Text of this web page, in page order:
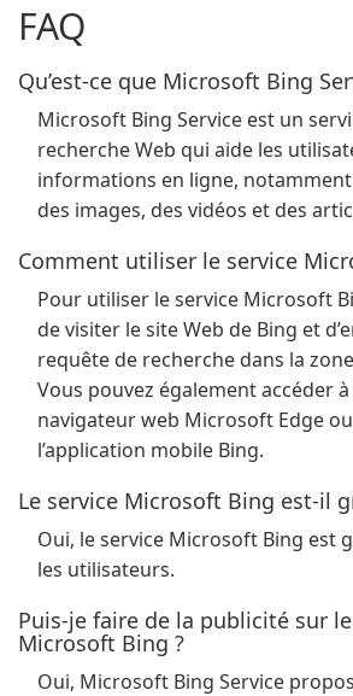
FAQ
Qu’est-ce que Microsoft Bing
Microsoft Bing Service est un
recherche Web qui aide les
informations en ligne, notamment
des images, des vidéos et des
Comment utiliser le service
Pour utiliser le service Microsoft
de visiter le site Web de Bing et
requête de recherche dans la
Vous pouvez également accéder
navigateur web Microsoft Edge ou
l’application mobile Bing.
Le service Microsoft Bing est-il
Oui, le service Microsoft Bing est
les utilisateurs.
Puis-je faire de la publicité sur
Microsoft Bing ?
Oui, Microsoft Bing Service